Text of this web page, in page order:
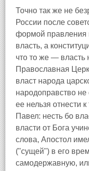
Точно так же не
России после
формой правления
власть, а
что то же — власть
Православная
власт народа
народоправство не
ее нельзя отнести
Павел: несть бо
власти от Бога
слова, Апостол
("сущей") в его
самодержавную,